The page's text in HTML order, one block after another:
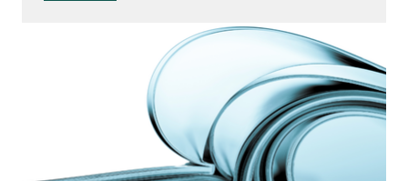
Newyddion